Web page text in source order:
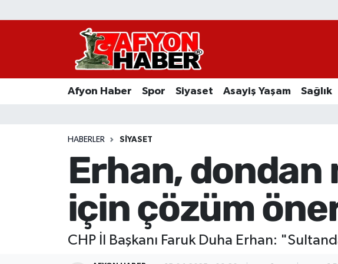
Afyon Haber Spor Siyaset Asayiş Yaşam Sağlık
HABERLER SIYASET
Erhan,
için çözüm
CHP İl Başkanı Faruk Duha Erhan:
Afyon Haber
Asayiş Yaşam
Sivil Toplum